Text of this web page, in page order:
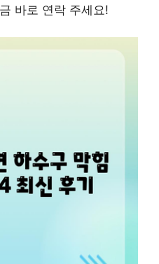
바로 연락 주세요!